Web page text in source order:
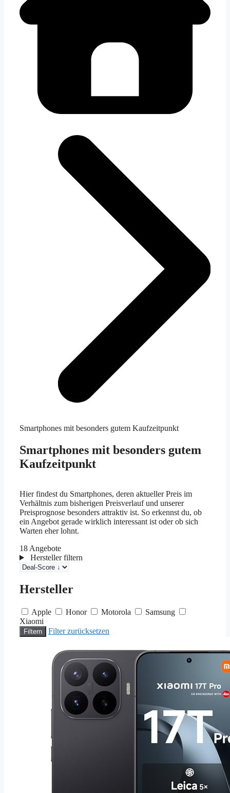
Smartphones mit besonders gutem Kaufzeitpunkt
Smartphones mit besonders gutem
Kaufzeitpunkt
Hier findest du Smartphones, deren aktueller Preis im
Verhältnis zum bisherigen Preisverlauf und unserer
Preisprognose besonders attraktiv ist. So erkennst du, ob
ein Angebot gerade wirklich interessant ist oder ob sich
Warten eher lohnt.
Alle
Deals
18 Angebote
Hersteller filtern
Deals
Hersteller
Apple Honor Motorola
Samsung
Xiaomi
Filtern Filter zurücksetzen